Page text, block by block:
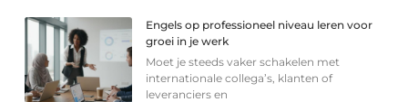
Engels op professioneel niveau leren voor
groei in je werk
Moet je steeds vaker schakelen met
internationale collega’s, klanten of
leveranciers en